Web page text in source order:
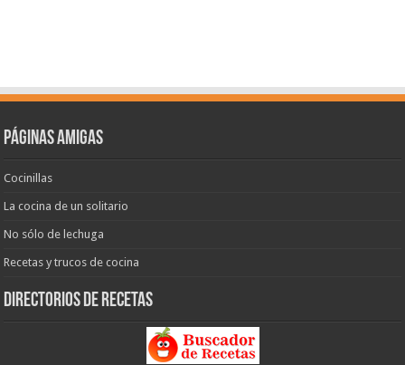
Páginas amigas
Cocinillas
La cocina de un solitario
No sólo de lechuga
Recetas y trucos de cocina
Directorios de recetas